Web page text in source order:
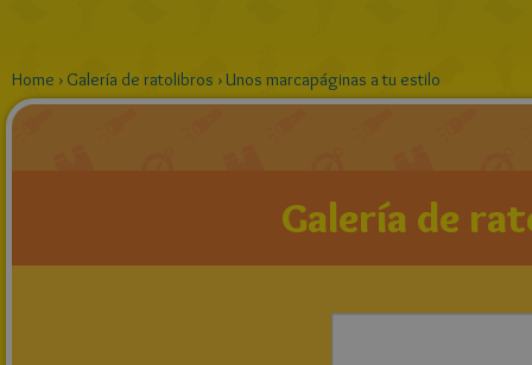
Home › Galería de ratolibros ›Unos marcapáginas a tu estilo
Galería de